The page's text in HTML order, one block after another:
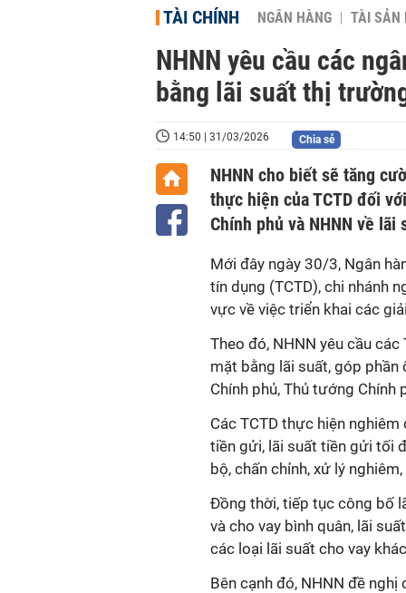
TÀI CHÍNH NGÂN HÀNG TÀI SẢN
NHNN yêu cầu các
bằng lãi suất thị
14:50 | 31/03/2026 Chia sẻ
NHNN cho biết sẽ tăng
thực hiện của TCTD đối
Chính phủ và NHNN về
Mới đây ngày 30/3, Ngân
tín dụng (TCTD), chi nhánh
vực về việc triển khai các
Theo đó, NHNN yêu cầu các
mặt bằng lãi suất, góp
Chính phủ, Thủ tướng Chính
Các TCTD thực hiện nghiêm
tiền gửi, lãi suất tiền gửi tối
bộ, chấn chỉnh, xử lý
Đồng thời, tiếp tục công bố
và cho vay bình quân, lãi
các loại lãi suất cho vay
Bên cạnh đó, NHNN đề nghị